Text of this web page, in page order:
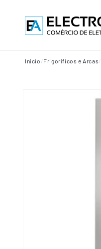
conteúdo
Início /Frigoríficos e Arcas/